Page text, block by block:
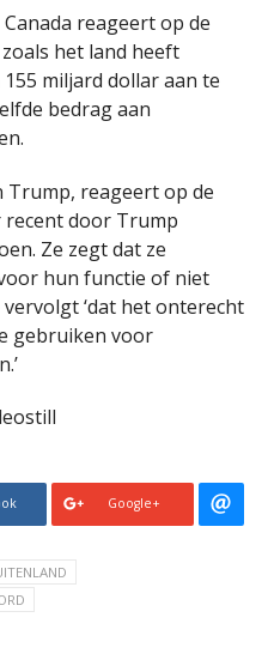
reageert op de
het land heeft
miljard dollar aan te
bedrag aan
Trump, reageert op de
recent door Trump
Ze zegt dat ze
hun functie of niet
‘dat het onterecht
gebruiken voor
Google+